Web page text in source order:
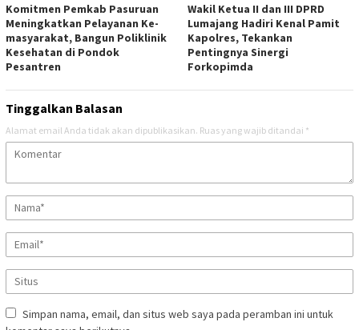
Komitmen Pemkab Pasuruan
Meningkatkan Pelayanan Ke-
masyarakat, Bangun Poliklinik
Kesehatan di Pondok
Pesantren
Wakil Ketua II dan III DPRD
Lumajang Hadiri Kenal Pamit
Kapolres, Tekankan
Pentingnya Sinergi
Forkopimda
Tinggalkan Balasan
Alamat email Anda tidak akan dipublikasikan. Ruas yang wajib ditandai *
Simpan nama, email, dan situs web saya pada peramban ini untuk